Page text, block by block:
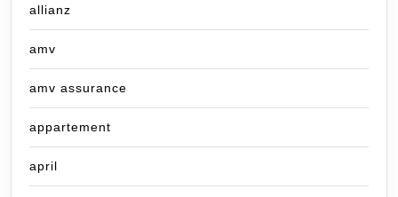
allianz
amv
amv assurance
appartement
april